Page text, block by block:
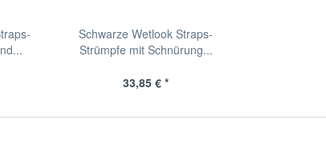
Schwarze Wetlook Straps-
Strümpfe mit Schnürung...
33,85 € *